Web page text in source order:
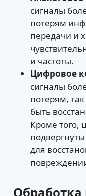
сигналы
потерям
передачи и
и частоты.
Цифровое
сигналы
потерям,
быть
Кроме того,
для